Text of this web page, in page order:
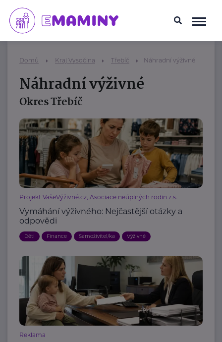
Domů Kraj Vysočina Třebíč Náhradní výživné
Náhradní výživné
Okres Třebíč
Projekt VašeVýživné.cz, Asociace neúplných rodin z.s.
Vymáhání výživného: Nejčastější otázky a
odpovědi
Děti Finance Samoživitel/ka Výživné
Reklama